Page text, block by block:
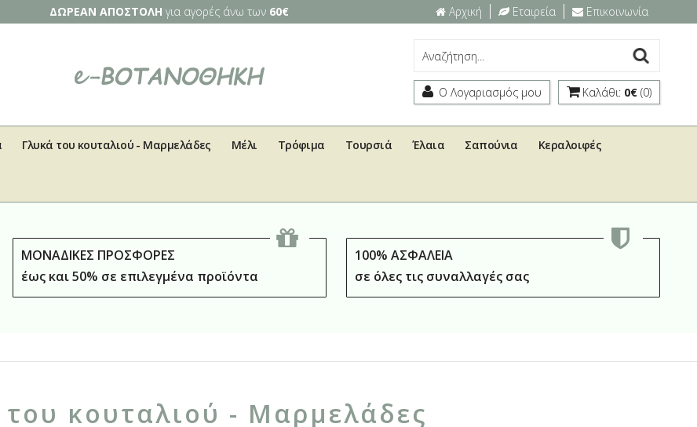
ΔΩΡΕΑΝ ΑΠΟΣΤΟΛΗ για αγορές άνω των 60€ Αρχική Εταιρεία Επικοινωνία
Ο Λογαριασμός μου Καλάθι: 0€ (0)
Γλυκά του κουταλιού - Μαρμελάδες Μέλι Τρόφιμα Τουρσιά Έλαια Σαπούνια Κεραλοιφές
ΜΟΝΑΔΙΚΕΣ ΠΡΟΣΦΟΡΕΣ
έως και 50% σε επιλεγμένα προϊόντα
100% ΑΣΦΑΛΕΙΑ
σε όλες τις συναλλαγές σας
του κουταλιού - Μαρμελάδες